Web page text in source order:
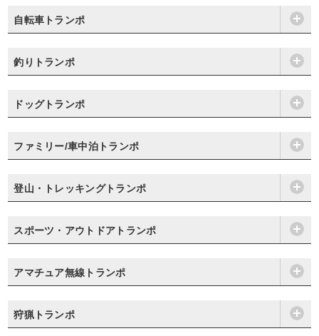
自転車トランポ
釣りトランポ
ドッグトランポ
ファミリー/車中泊トランポ
登山・トレッキングトランポ
スポーツ・アウトドアトランポ
アマチュア無線トランポ
狩猟トランポ